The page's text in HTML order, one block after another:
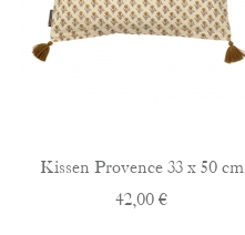
Kissen Provence 33 x 50 cm
42,00 €